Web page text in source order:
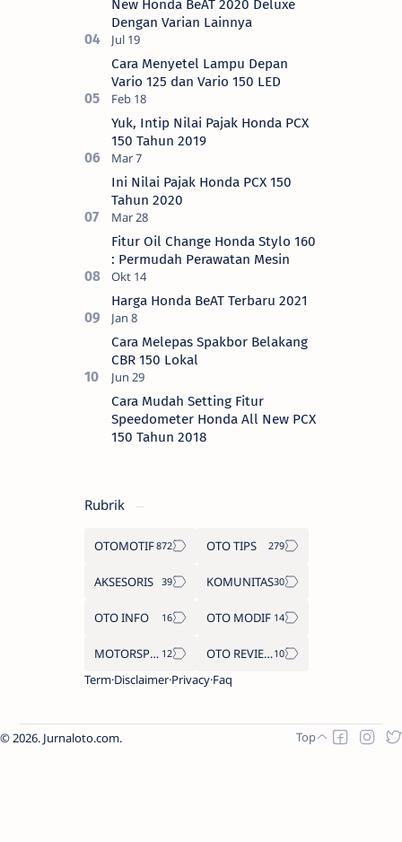
New Honda BeAT 2020 Deluxe
Dengan Varian Lainnya
Cara Menyetel Lampu Depan
Vario 125 dan Vario 150 LED
Yuk, Intip Nilai Pajak Honda PCX
150 Tahun 2019
Ini Nilai Pajak Honda PCX 150
Tahun 2020
Fitur Oil Change Honda Stylo 160
: Permudah Perawatan Mesin
Harga Honda BeAT Terbaru 2021
Cara Melepas Spakbor Belakang
CBR 150 Lokal
Cara Mudah Setting Fitur
Speedometer Honda All New PCX
150 Tahun 2018
Rubrik
OTOMOTIF OTO TIPS
AKSESORIS KOMUNITAS
OTO INFO OTO MODIF
MOTORSPORT
OTO REVIEW
Term Disclaimer Privacy Faq
2026. Jurnaloto.com.